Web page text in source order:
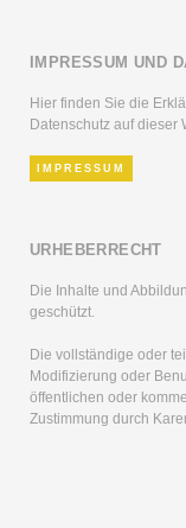
IMPRESSUM UND
Hier finden Sie die
Datenschutz auf dieser
IMPRESSUM
URHEBERRECHT
Die Inhalte und
geschützt.
Die vollständige oder
Modifizierung oder
öffentlichen oder
Zustimmung durch